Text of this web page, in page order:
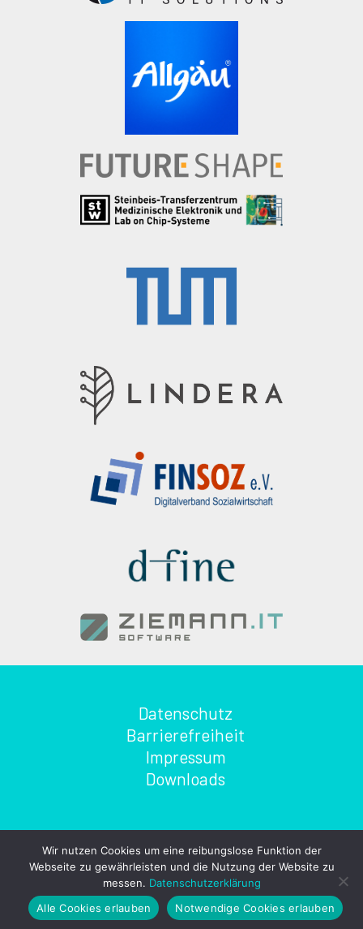
Datenschutz
Barrierefreiheit
Impressum
Downloads
© 2026 CARE REGIO
Wir nutzen Cookies um eine reibungslose Funktion der
Webseite zu gewährleisten und die Nutzung der Website zu
messen. Datenschutzerklärung
Alle Cookies erlauben
Notwendige Cookies erlauben